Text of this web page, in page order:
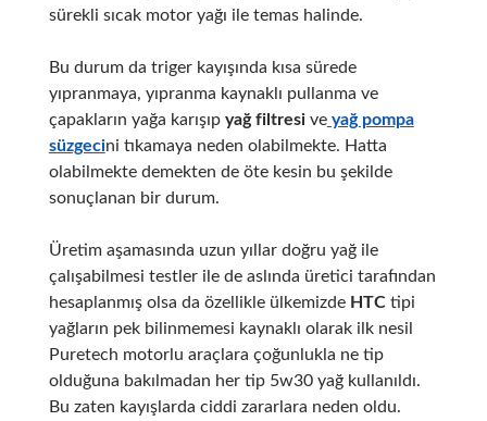
sürekli sıcak motor yağı ile temas halinde.
Bu durum da triger kayışında kısa sürede
yıpranmaya, yıpranma kaynaklı pullanma ve
çapakların yağa karışıp yağ filtresiveyağ pompa
süzgecini tıkamaya neden olabilmekte. Hatta
olabilmekte demekten de öte kesin bu şekilde
sonuçlanan bir durum.
Üretim aşamasında uzun yıllar doğru yağ ile
çalışabilmesi testler ile de aslında üretici tarafından
hesaplanmış olsa da özellikle ülkemizde HTCtipi
yağların pek bilinmemesi kaynaklı olarak ilk nesil
Puretech motorlu araçlara çoğunlukla ne tip
olduğuna bakılmadan her tip 5w30 yağ kullanıldı.
Bu zaten kayışlarda ciddi zararlara neden oldu.